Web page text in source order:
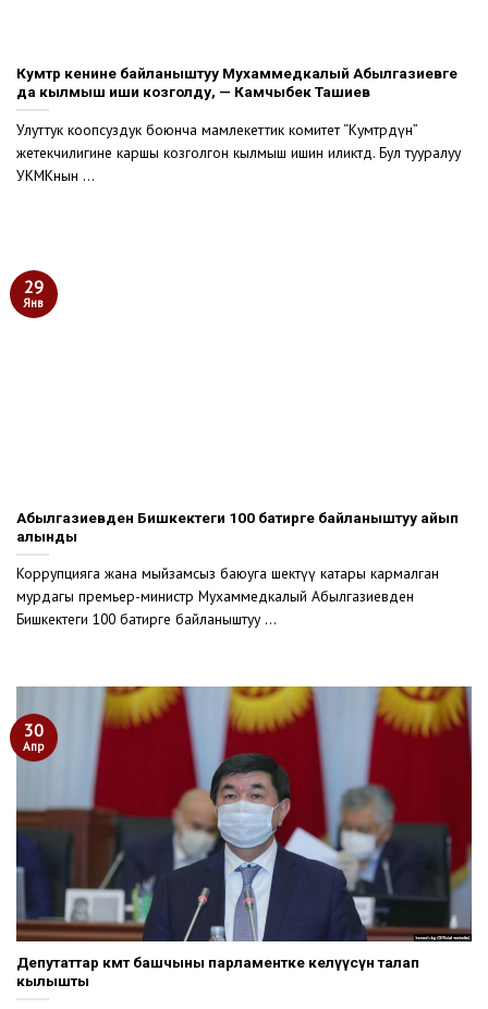
Кумтөр кенине байланыштуу Мухаммедкалый Абылгазиевге
да кылмыш иши козголду, — Камчыбек Ташиев
Улуттук коопсуздук боюнча мамлекеттик комитет “Кумтөрдүн”
жетекчилигине каршы козголгон кылмыш ишин иликтөөдө. Бул тууралуу
УКМКнын ...
Абылгазиевден Бишкектеги 100 батирге байланыштуу айып
алынды
Коррупцияга жана мыйзамсыз баюуга шектүү катары кармалган
мурдагы премьер-министр Мухаммедкалый Абылгазиевден
Бишкектеги 100 батирге байланыштуу ...
29
Янв
Депутаттар өкмөт башчыны парламентке келүүсүн талап
кылышты
30
Апр